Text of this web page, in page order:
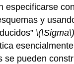
especificarse
y
se pueden